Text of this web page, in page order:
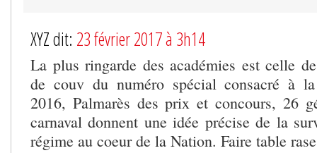
XYZ dit: 23 février 2017 à 3h14
La plus ringarde des académies est celle
de couv du numéro spécial consacré à la
2016, Palmarès des prix et concours, 26
carnaval donnent une idée précise de la
régime au coeur de la Nation. Faire table